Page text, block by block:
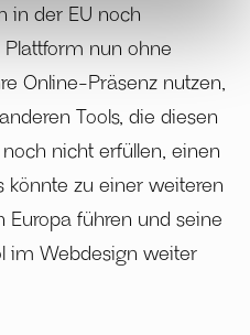
in der EU noch
nun ohne
Online-Präsenz nutzen,
Tools, die diesen
nicht erfüllen, einen
könnte zu einer weiteren
Europa führen und seine
im Webdesign weiter